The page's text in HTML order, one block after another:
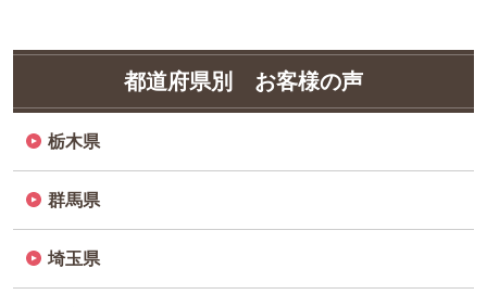
都道府県別 お客様の声
栃木県
群馬県
埼玉県